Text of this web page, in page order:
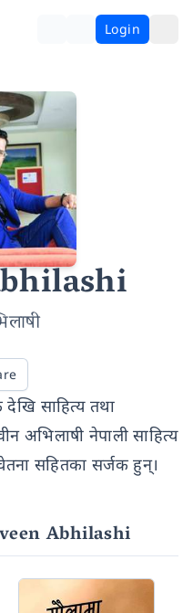
Login
साहित्य तथा
अभिलाषी नेपाली साहित्य
सहितका सर्जक हुन्।
Abhilashi